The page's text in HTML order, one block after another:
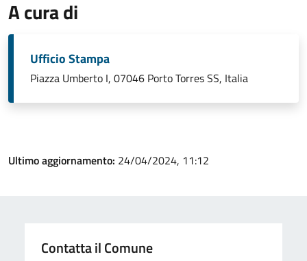
A cura di
Ufficio Stampa
Piazza Umberto I, 07046 Porto Torres SS, Italia
Ultimo aggiornamento: 24/04/2024, 11:12
Contatta il Comune